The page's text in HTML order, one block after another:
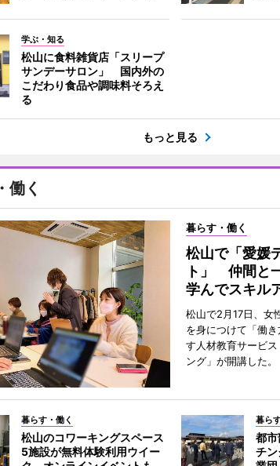
学ぶ・知る
松山に食料雑貨店「スリープ
サンデーサロン」 国内外の
こだわり食品や調味料そろえ
る
もっと見る
働く
暮らす・働く
松山で「愛媛
ト」 仲間と
学んでスキル
松山で2月17日、女
を身につけて「働
す人材教育サービ
ング」が開講した。
暮らす・働く
松山のコワーキングスペース
5施設が無料体験利用ウイー
暮ら
都
チ